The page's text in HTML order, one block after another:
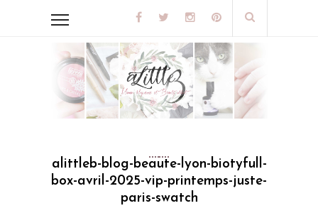
alittleb-blog-beaute-lyon-biotyfull-
box-avril-2025-vip-printemps-juste-
paris-swatch